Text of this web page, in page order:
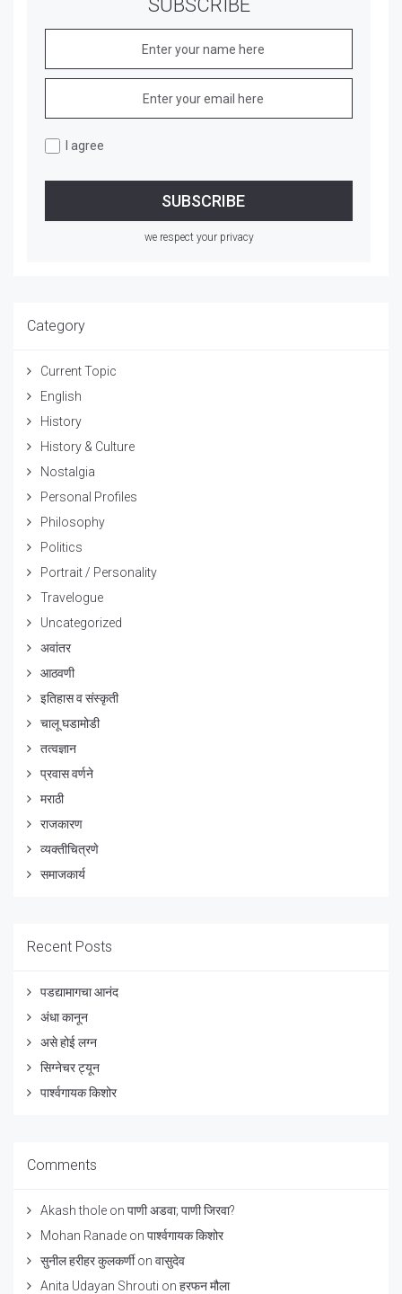
SUBSCRIBE
I agree
we respect your privacy
Category
Current Topic
English
History
History & Culture
Nostalgia
Personal Profiles
Philosophy
Politics
Portrait / Personality
Travelogue
Uncategorized
अवांतर
आठवणी
इतिहास व संस्कृती
चालू घडामोडी
तत्वज्ञान
प्रवास वर्णने
मराठी
राजकारण
व्यक्तीचित्रणे
समाजकार्य
Recent Posts
पडद्यामागचा आनंद
अंधा कानून
असे होई लग्न
सिग्नेचर ट्यून
पार्श्वगायक किशोर
Comments
Akash thole on पाणी अडवा; पाणी जिरवा?
Mohan Ranade on पार्श्वगायक किशोर
सुनील हरीहर कुलकर्णीon वासुदेव
Anita Udayan Shrouti on हरफन मौला